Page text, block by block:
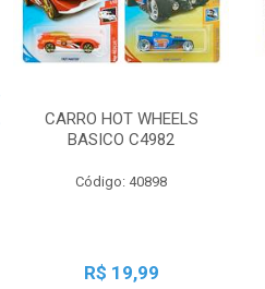
CARRO HOT WHEELS
BASICO C4982
Código: 40898
R$ 19,99